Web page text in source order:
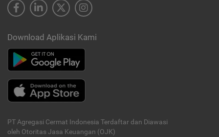
Download Aplikasi Kami
PT Agregasi Cermat Indonesia Terdaftar dan Diawasi
oleh Otoritas Jasa Keuangan (OJK)